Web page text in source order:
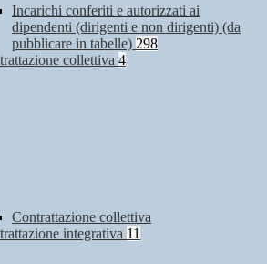
Incarichi conferiti e autorizzati ai
dipendenti (dirigenti e non dirigenti) (da
pubblicare in tabelle) 298
collettiva 4
Contrattazione collettiva
integrativa 11